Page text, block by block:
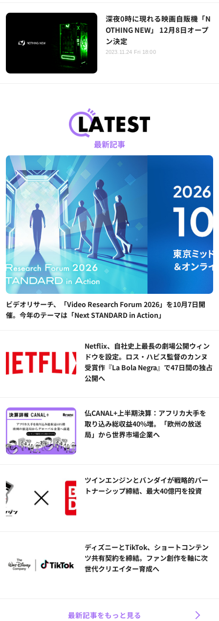
深夜0時に現れる映画自販機「N
OTHING NEW」 12月8日オープ
ン決定
2023.11.24 Fri 18:00
最新記事
ビデオリサーチ、「Video Research Forum 2026」を10月7日開
催。今年のテーマは「Next STANDARD in Action」
Netflix、自社史上最長の劇場公開ウィン
ドウを設定。ロス・ハビス監督のカンヌ
受賞作『La Bola Negra』で47日間の独占
公開へ
仏CANAL+上半期決算：アフリカ大手を
取り込み総収益40%増。「欧州の放送
局」から世界市場企業へ
ツインエンジンとバンダイが戦略的パー
トナーシップ締結、最大40億円を投資
ディズニーとTikTok、ショートコンテン
ツ共有契約を締結。ファン創作を軸に次
世代クリエイター育成へ
最新記事をもっと見る